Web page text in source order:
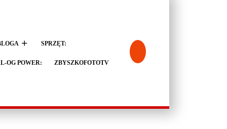
SPRZĘT:
OG POWER: ZBYSZKOFOTOTV